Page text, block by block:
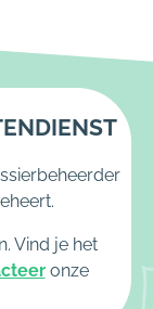
Vind je het
onze